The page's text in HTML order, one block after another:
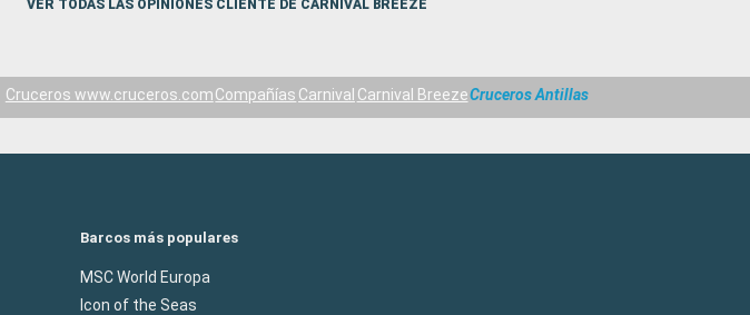
VER TODAS LAS OPINIONES CLIENTE DE CARNIVAL BREEZE
Cruceros www.cruceros.comCompañías Carnival Carnival BreezeCruceros Antillas
Barcos más populares
MSC World Europa
Icon of the Seas